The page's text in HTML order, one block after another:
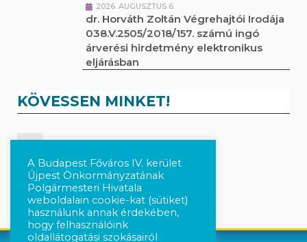
2026. AUGUSZTUS 6.
dr. Horváth Zoltán Végrehajtói Irodája
038.V.2505/2018/157. számú ingó
árverési hirdetmény elektronikus
eljárásban
KÖVESSEN MINKET!
Követés Instagram-on
A Budapest Főváros IV. kerület
Újpest Önkormányzatának
Polgármesteri Hivatala
weboldalain cookie-kat (sütiket)
használunk annak érdekében,
hogy felhasználóink
oldallátogatási szokásairól